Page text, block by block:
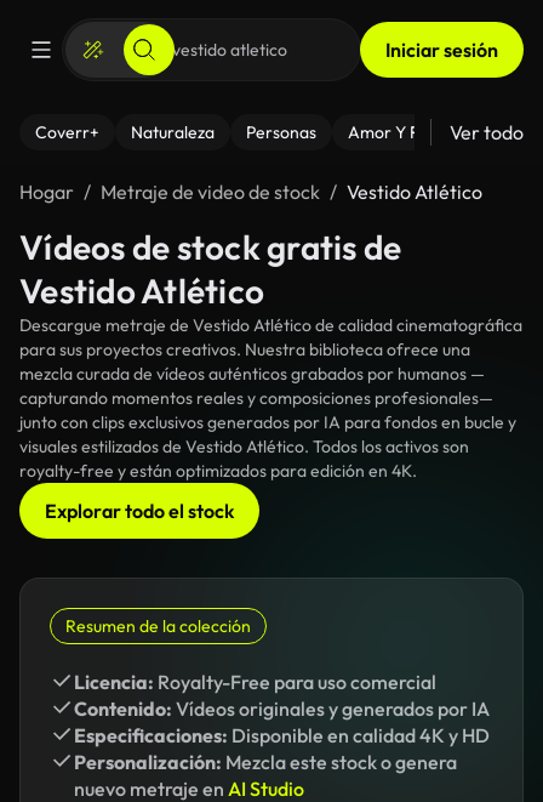
Iniciar sesión
Coverr+ Naturaleza Personas Amor Y Relaciones
Ver todo
Hogar Metraje de video de stock Vestido Atlético
Vídeos de stock gratis de
Vestido Atlético
Descargue metraje de Vestido Atlético de calidad cinematográfica
para sus proyectos creativos. Nuestra biblioteca ofrece una
mezcla curada de vídeos auténticos grabados por humanos —
capturando momentos reales y composiciones profesionales—
junto con clips exclusivos generados por IA para fondos en bucle y
visuales estilizados de Vestido Atlético. Todos los activos son
royalty-free y están optimizados para edición en 4K.
Explorar todo el stock
Resumen de la colección
Licencia: Royalty-Free para uso comercial
Contenido: Vídeos originales y generados por IA
Especificaciones: Disponible en calidad 4K y HD
Personalización: Mezcla este stock o genera
nuevo metraje en AI Studio